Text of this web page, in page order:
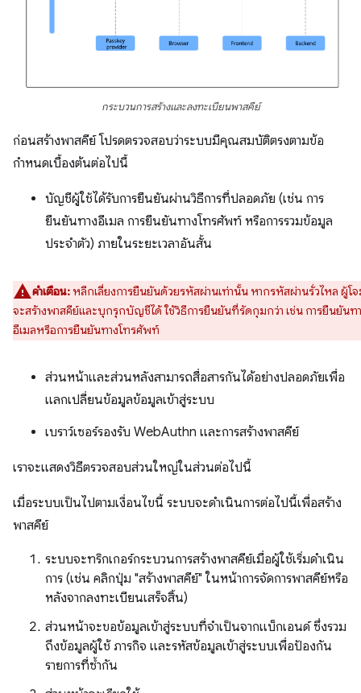
กระบวนการสร้างและลงทะเบียนพาสคีย์
ก่อนสร้างพาสคีย์ โปรดตรวจสอบว่าระบบมีคุณสมบัติตรงตามข้อ
กำหนดเบื้องต้นต่อไปนี้
บัญชีผู้ใช้ได้รับการยืนยันผ่านวิธีการที่ปลอดภัย (เช่น การ
ยืนยันทางอีเมล การยืนยันทางโทรศัพท์ หรือการรวมข้อมูล
ประจำตัว) ภายในระยะเวลาอันสั้น
คำเตือน:หลีกเลี่ยงการยืนยันด้วยรหัสผ่านเท่านั้น หากรหัสผ่านรั่วไหล ผู้โ
จะสร้างพาสคีย์และบุกรุกบัญชีได้ ใช้วิธีการยืนยันที่รัดกุมกว่า เช่น การยืนยันท
อีเมลหรือการยืนยันทางโทรศัพท์
ส่วนหน้าและส่วนหลังสามารถสื่อสารกันได้อย่างปลอดภัยเพื่อ
แลกเปลี่ยนข้อมูลข้อมูลเข้าสู่ระบบ
เบราว์เซอร์รองรับ WebAuthn และการสร้างพาสคีย์
เราจะแสดงวิธีตรวจสอบส่วนใหญ่ในส่วนต่อไปนี้
เมื่อระบบเป็นไปตามเงื่อนไขนี้ ระบบจะดำเนินการต่อไปนี้เพื่อสร้าง
พาสคีย์
ระบบจะทริกเกอร์กระบวนการสร้างพาสคีย์เมื่อผู้ใช้เริ่มดำเนิน
การ (เช่น คลิกปุ่ม "สร้างพาสคีย์" ในหน้าการจัดการพาสคีย์หรือ
หลังจากลงทะเบียนเสร็จสิ้น)
ส่วนหน้าจะขอข้อมูลเข้าสู่ระบบที่จำเป็นจากแบ็กเอนด์ ซึ่งรวม
ถึงข้อมูลผู้ใช้ ภารกิจ และรหัสข้อมูลเข้าสู่ระบบเพื่อป้องกัน
รายการที่ซ้ำกัน